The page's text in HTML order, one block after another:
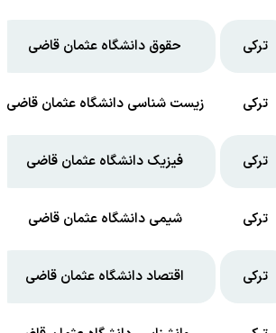
ترکی حقوق دانشگاه عثمان قاضی
ترکی زیست شناسی دانشگاه عثمان قاضی
ترکی فیزیک دانشگاه عثمان قاضی
ترکی شیمی دانشگاه عثمان قاضی
ترکی اقتصاد دانشگاه عثمان قاضی